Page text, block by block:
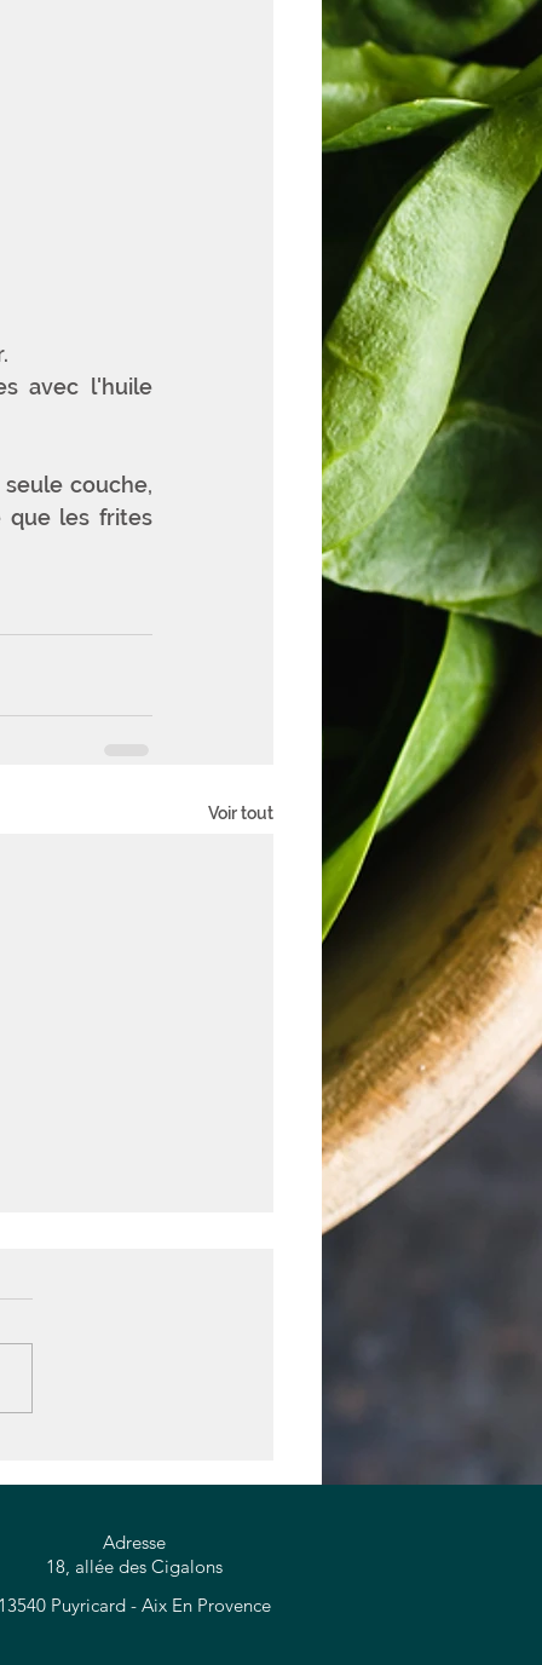
avec l'huile
couche,
que les frites
Voir tout
Adresse
18, allée des Cigalons
13540 Puyricard - Aix En Provence